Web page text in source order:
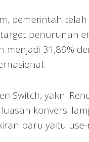
pemerintah telah
penurunan
31,89%
Switch, yakni
konversi
baru yaitu